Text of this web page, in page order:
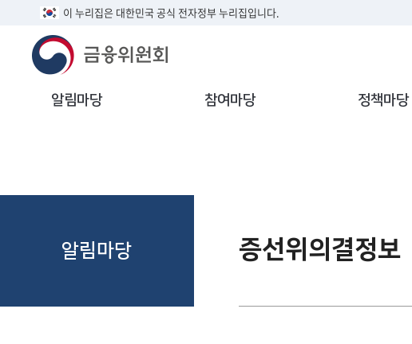
이 누리집은 대한민국 공식 전자정부 누리집입니다.
알림마당 참여마당 정책마당
알림마당 증선위의결정보